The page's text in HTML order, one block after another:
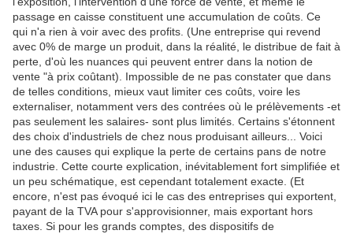
passage en caisse constituent une accumulation de coûts. Ce
qui n'a rien à voir avec des profits. (Une entreprise qui revend
avec 0% de marge un produit, dans la réalité, le distribue de fait à
perte, d'où les nuances qui peuvent entrer dans la notion de
vente "à prix coûtant). Impossible de ne pas constater que dans
de telles conditions, mieux vaut limiter ces coûts, voire les
externaliser, notamment vers des contrées où le prélèvements -et
pas seulement les salaires- sont plus limités. Certains s'étonnent
des choix d'industriels de chez nous produisant ailleurs... Voici
une des causes qui explique la perte de certains pans de notre
industrie. Cette courte explication, inévitablement fort simplifiée et
un peu schématique, est cependant totalement exacte. (Et
encore, n'est pas évoqué ici le cas des entreprises qui exportent,
payant de la TVA pour s'approvisionner, mais exportant hors
taxes. Si pour les grands comptes, des dispositifs de